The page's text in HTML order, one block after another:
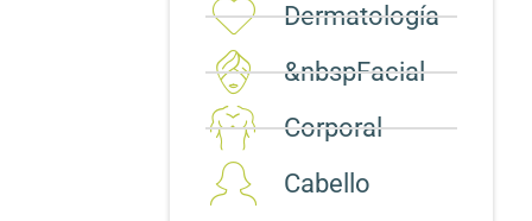
Dermatología
&nbspFacial
Corporal​
Cabello